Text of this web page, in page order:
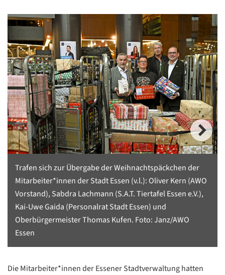
Trafen sich zur Übergabe der Weihnachtspäckchen der
Mitarbeiter*innen der Stadt Essen (v.l.): Oliver Kern (AWO
Vorstand), Sabdra Lachmann (S.A.T. Tiertafel Essen e.V.),
Kai-Uwe Gaida (Personalrat Stadt Essen) und
Oberbürgermeister Thomas Kufen. Foto: Janz/AWO
Essen
Die Mitarbeiter*innen der Essener Stadtverwaltung hatten